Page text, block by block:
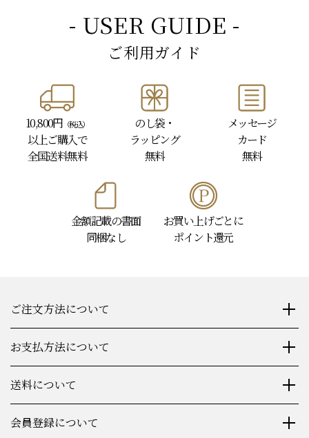
- USER GUIDE -
ご利用ガイド
10,800円 （税込）
以上ご購入で
全国送料無料
のし袋・
ラッピング
無料
メッセージ
カード
無料
金額記載の書面
同梱なし
お買い上げごとに
ポイント還元
ご注文方法について
お支払方法について
送料について
会員登録について